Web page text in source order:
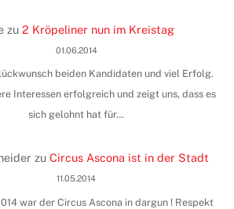
zu 2 Kröpeliner nun im Kreistag
01.06.2014
beiden Kandidaten und viel Erfolg.
Interessen erfolgreich und zeigt uns, dass es
sich gelohnt hat für…
zu Circus Ascona ist in der Stadt
11.05.2014
war der Circus Ascona in dargun ! Respekt